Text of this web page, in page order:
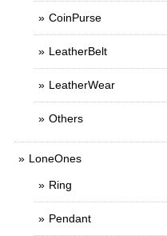
CoinPurse
LeatherBelt
LeatherWear
Others
LoneOnes
Ring
Pendant